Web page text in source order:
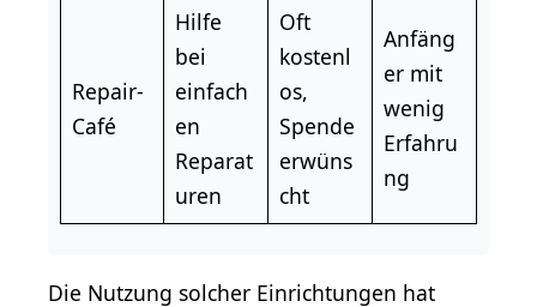
Repair-
Café
Hilfe
bei
einfach
en
Reparat
uren
Oft
kostenl
os,
Spende
erwüns
cht
Anfäng
er mit
wenig
Erfahru
ng
Die Nutzung solcher Einrichtungen hat